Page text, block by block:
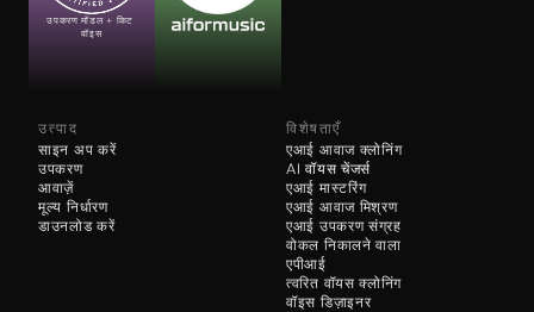
उपकरण मॉडल + किट
वॉइस
उत्पाद
साइन अप करें
उपकरण
आवाज़ें
मूल्य निर्धारण
डाउनलोड करें
विशेषताएँ
एआई आवाज क्लोनिंग
एआई आवाज मिश्रण
AI वॉयस चेंजर्स
एआई मास्टरिंग
एआई उपकरण संग्रह
वोकल निकालने वाला
एपीआई
त्वरित वॉयस क्लोनिंग
वॉइस डिज़ाइनर